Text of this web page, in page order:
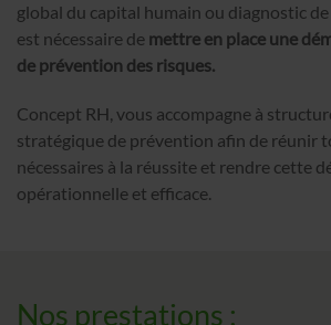
global du capital humain ou diagnostic
est nécessaire de mettre en place une
de prévention des risques.
Concept RH, vous accompagne à
stratégique de prévention afin de réunir
nécessaires à la réussite et rendre cette
opérationnelle et efficace.
Nos prestations :